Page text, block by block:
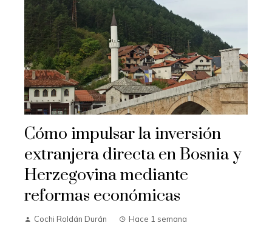
Cómo impulsar la inversión
extranjera directa en Bosnia y
Herzegovina mediante
reformas económicas
Cochi Roldán Durán Hace 1 semana